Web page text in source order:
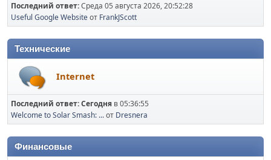
Последний ответ:Среда 05 августа 2026, 20:52:28
Useful Google Websiteот FrankJScott
Технические
Internet
Последний ответ:Сегодня в 05:36:55
Welcome to Solar Smash: ...от Dresnera
Финансовые